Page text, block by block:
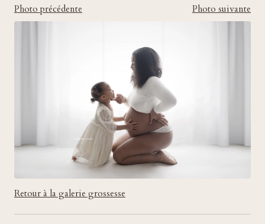
Photo précédente Photo suivante
Retour à la galerie grossesse